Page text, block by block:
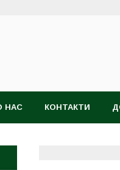
НАС КОНТАКТИ